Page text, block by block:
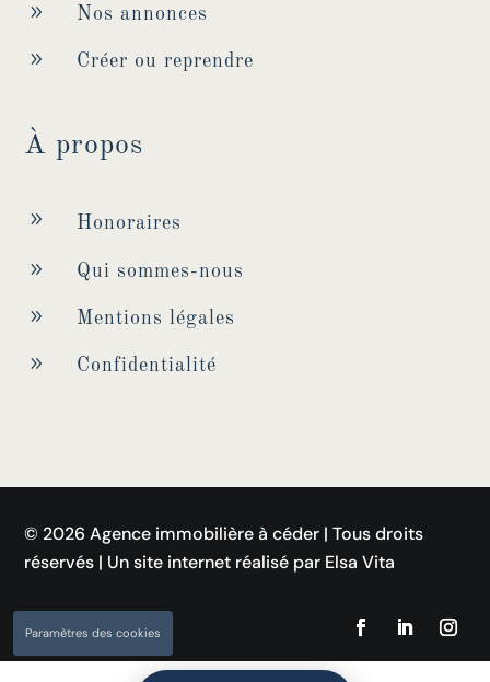
Paramètres des cookies
9 Nos annonces
9 Créer ou reprendre
À propos
9 Honoraires
9 Qui sommes-nous
9 Mentions légales
9 Confidentialité
© 2026 Agence immobilière à céder | Tous droits
réservés | Un site internet réalisé par Elsa Vita